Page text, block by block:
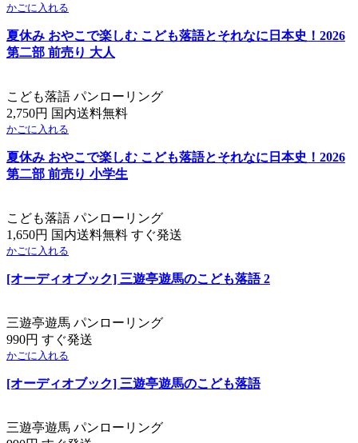
かごに入れる
夏休み おやこで楽しむ こども落語とそれなに日本史！2026
第二部 前売り 大人
こども落語 パンローリング
2,750円 国内送料無料
かごに入れる
夏休み おやこで楽しむ こども落語とそれなに日本史！2026
第二部 前売り 小学生
こども落語 パンローリング
1,650円 国内送料無料 すぐ発送
かごに入れる
[オーディオブック] 三遊亭遊馬のこども落語 2
三遊亭遊馬 パンローリング
990円 すぐ発送
かごに入れる
[オーディオブック] 三遊亭遊馬のこども落語
三遊亭遊馬 パンローリング